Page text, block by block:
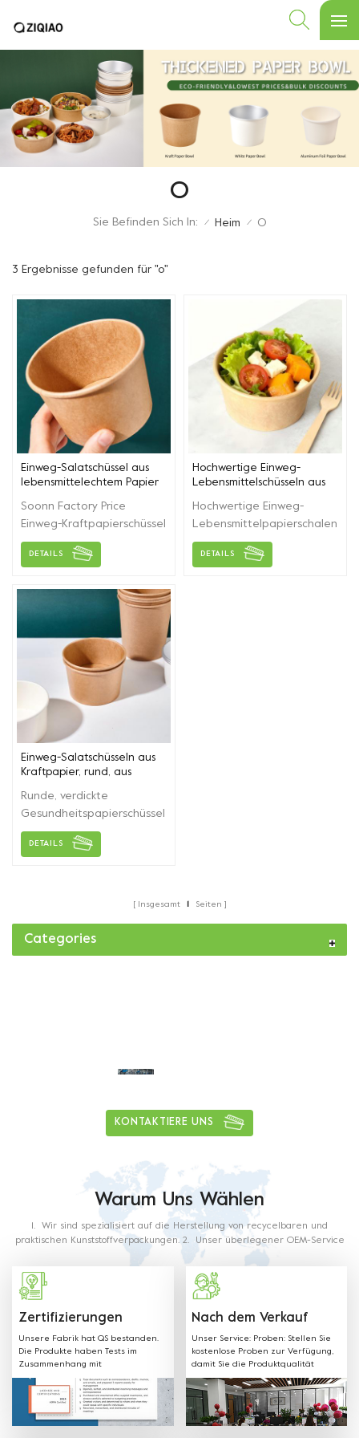
O
Sie Befinden Sich In: / Heim / O
3 Ergebnisse gefunden für "o"
Einweg-Salatschüssel aus
lebensmittelechtem Papier
Soonn Factory Price
Einweg-Kraftpapierschüssel
mit Deckel für
Salat/Nudeln/Hot
Lebensmittelverpackungen.
DETAILS
Hochwertige Einweg-
Lebensmittelschüsseln aus
Hochwertige Einweg-
Lebensmittelpapierschalen
mit Deckel. Sie verfügen
über beste
DETAILS
Einweg-Salatschüsseln aus
Kraftpapier, rund, aus
Runde, verdickte
Gesundheitspapierschüssel
mit Deckel für
Obst/Salat/Suppe und
DETAILS
Insgesamt Seiten
Categories
KONTAKTIERE UNS
Warum Uns Wählen
1. Wir sind spezialisiert auf die Herstellung von recycelbaren und
praktischen Kunststoffverpackungen. 2. Unser überlegener OEM-Service
ist entschlossen, Sie in Erstaunen zu versetzen. 3. Mit reicher Erfahrung
in dieser Branche wird unser Personal alle Ihre Anforderungen erfüllen.
4. Unsere Produkte werden aus lebensmittelechtem Kunststoff
hergestellt. Das verwendete Material und die Produktionsverfahren mit
Lebensmittelkontaktanforderungen wie in den nachstehenden
Verordnungen und Richtlinien beschrieben.
Zertifizierungen
Unsere Fabrik hat QS bestanden.
Die Produkte haben Tests im
Zusammenhang mit
Lebensmittelverpackungen
bestanden und erhielt SGS FDA, EU,
CE, LFGB und andere Zertifikate.
Nach dem Verkauf
Unser Service: Proben: Stellen Sie
kostenlose Proben zur Verfügung,
damit Sie die Produktqualität
überprüfen und testen können.
Verschiedene Formen, Farben,
Materialien und beliebige Größen
können nach Kundenwunsch
angepasst werden. Willkommener